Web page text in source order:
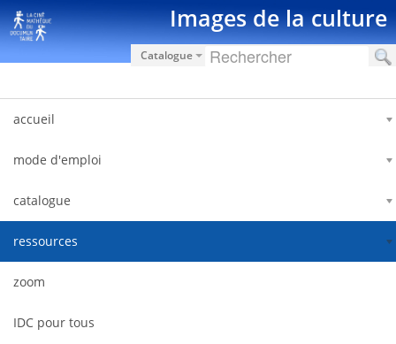
Saltar al contenido Images de la culture
Catalogue
accueil
mode d'emploi
catalogue
ressources
zoom
IDC pour tous